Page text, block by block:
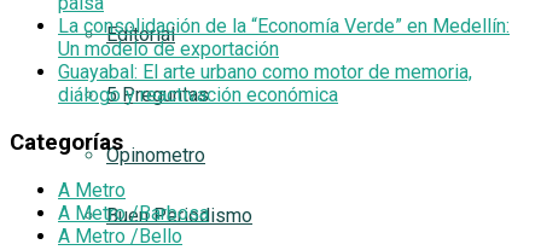
Editorial
5 Preguntas
Opinometro
Buen Periodismo
La consolidación de la “Economía Verde” en Medellín:
Un modelo de exportación
Guayabal: El arte urbano como motor de memoria,
diálogo y reactivación económica
Categorías
A Metro
A Metro /Barbosa
A Metro /Bello